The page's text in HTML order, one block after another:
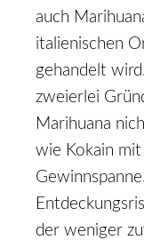
auch
italienischen
gehandelt
zweierlei
Marihuana
wie Kokain
der weniger